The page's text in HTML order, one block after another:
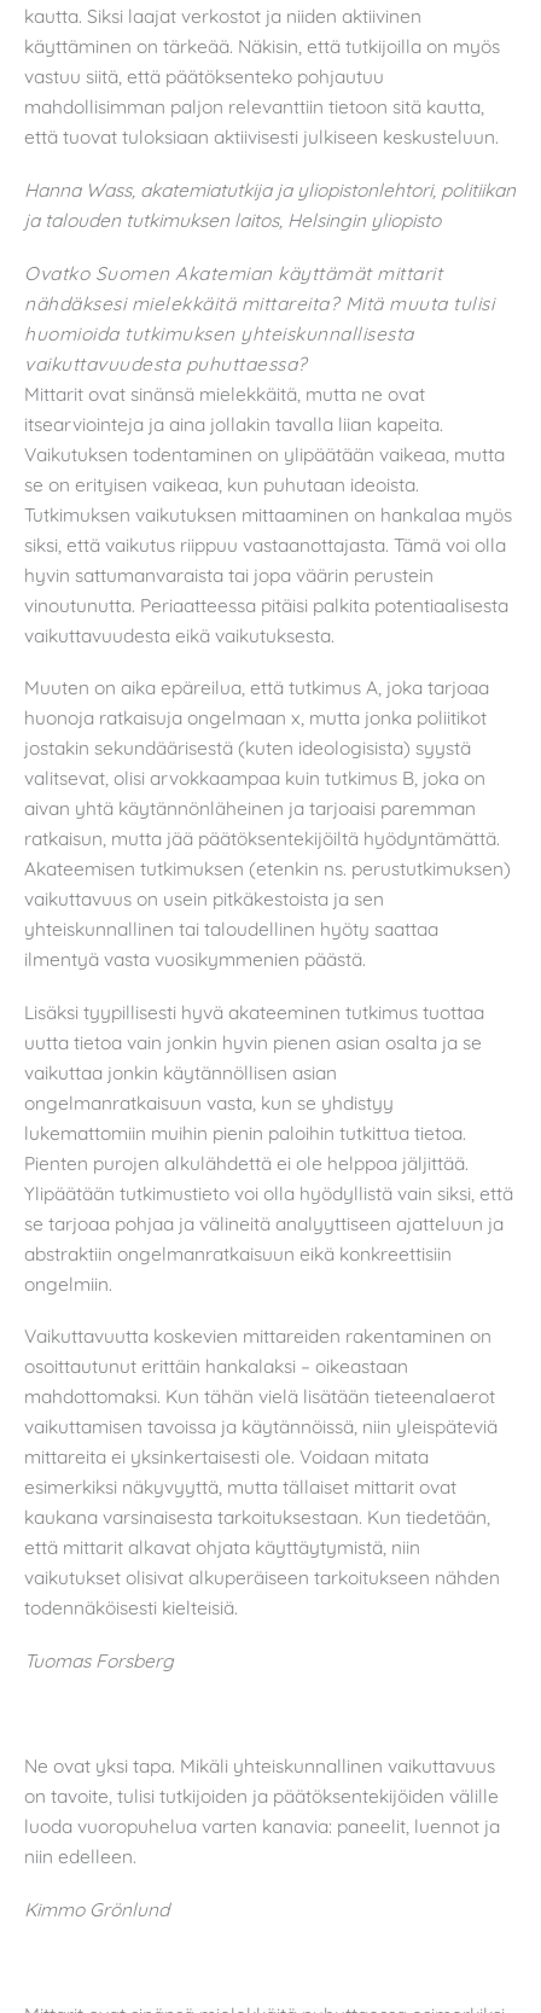
kautta. Siksi laajat verkostot ja niiden aktiivinen
käyttäminen on tärkeää. Näkisin, että tutkijoilla on myös
vastuu siitä, että päätöksenteko pohjautuu
mahdollisimman paljon relevanttiin tietoon sitä kautta,
että tuovat tuloksiaan aktiivisesti julkiseen keskusteluun.
Hanna Wass, akatemiatutkija ja yliopistonlehtori, politiikan
ja talouden tutkimuksen laitos, Helsingin yliopisto
Ovatko Suomen Akatemian käyttämät mittarit
nähdäksesi mielekkäitä mittareita? Mitä muuta tulisi
huomioida tutkimuksen yhteiskunnallisesta
vaikuttavuudesta puhuttaessa?
Mittarit ovat sinänsä mielekkäitä, mutta ne ovat
itsearviointeja ja aina jollakin tavalla liian kapeita.
Vaikutuksen todentaminen on ylipäätään vaikeaa, mutta
se on erityisen vaikeaa, kun puhutaan ideoista.
Tutkimuksen vaikutuksen mittaaminen on hankalaa myös
siksi, että vaikutus riippuu vastaanottajasta. Tämä voi olla
hyvin sattumanvaraista tai jopa väärin perustein
vinoutunutta. Periaatteessa pitäisi palkita potentiaalisesta
vaikuttavuudesta eikä vaikutuksesta.
Muuten on aika epäreilua, että tutkimus A, joka tarjoaa
huonoja ratkaisuja ongelmaan x, mutta jonka poliitikot
jostakin sekundäärisestä (kuten ideologisista) syystä
valitsevat, olisi arvokkaampaa kuin tutkimus B, joka on
aivan yhtä käytännönläheinen ja tarjoaisi paremman
ratkaisun, mutta jää päätöksentekijöiltä hyödyntämättä.
Akateemisen tutkimuksen (etenkin ns. perustutkimuksen)
vaikuttavuus on usein pitkäkestoista ja sen
yhteiskunnallinen tai taloudellinen hyöty saattaa
ilmentyä vasta vuosikymmenien päästä.
Lisäksi tyypillisesti hyvä akateeminen tutkimus tuottaa
uutta tietoa vain jonkin hyvin pienen asian osalta ja se
vaikuttaa jonkin käytännöllisen asian
ongelmanratkaisuun vasta, kun se yhdistyy
lukemattomiin muihin pienin paloihin tutkittua tietoa.
Pienten purojen alkulähdettä ei ole helppoa jäljittää.
Ylipäätään tutkimustieto voi olla hyödyllistä vain siksi, että
se tarjoaa pohjaa ja välineitä analyyttiseen ajatteluun ja
abstraktiin ongelmanratkaisuun eikä konkreettisiin
ongelmiin.
Vaikuttavuutta koskevien mittareiden rakentaminen on
osoittautunut erittäin hankalaksi – oikeastaan
mahdottomaksi. Kun tähän vielä lisätään tieteenalaerot
vaikuttamisen tavoissa ja käytännöissä, niin yleispäteviä
mittareita ei yksinkertaisesti ole. Voidaan mitata
esimerkiksi näkyvyyttä, mutta tällaiset mittarit ovat
kaukana varsinaisesta tarkoituksestaan. Kun tiedetään,
että mittarit alkavat ohjata käyttäytymistä, niin
vaikutukset olisivat alkuperäiseen tarkoitukseen nähden
todennäköisesti kielteisiä.
Tuomas Forsberg
Ne ovat yksi tapa. Mikäli yhteiskunnallinen vaikuttavuus
on tavoite, tulisi tutkijoiden ja päätöksentekijöiden välille
luoda vuoropuhelua varten kanavia: paneelit, luennot ja
niin edelleen.
Kimmo Grönlund